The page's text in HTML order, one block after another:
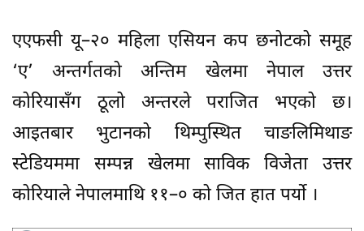
एएफसी यू–२० महिला एसियन कप छनोटको समूह
‘ए’ अन्तर्गतको अन्तिम खेलमा नेपाल उत्तर
कोरियासँग ठूलो अन्तरले पराजित भएको छ।
आइतबार भुटानको थिम्पुस्थित चाङलिमिथाङ
स्टेडियममा सम्पन्न खेलमा साविक विजेता उत्तर
कोरियाले नेपालमाथि ११–० को जित हात पर्यो ।